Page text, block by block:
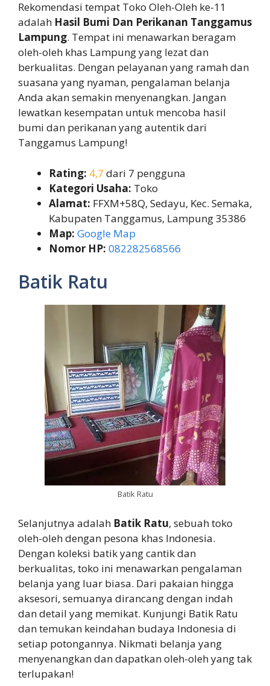
Rekomendasi tempat Toko Oleh-Oleh ke-11
adalah Hasil Bumi Dan Perikanan Tanggamus
Lampung. Tempat ini menawarkan beragam
oleh-oleh khas Lampung yang lezat dan
berkualitas. Dengan pelayanan yang ramah dan
suasana yang nyaman, pengalaman belanja
Anda akan semakin menyenangkan. Jangan
lewatkan kesempatan untuk mencoba hasil
bumi dan perikanan yang autentik dari
Tanggamus Lampung!
Rating: 4,7 dari 7 pengguna
Kategori Usaha: Toko
Alamat: FFXM+58Q, Sedayu, Kec. Semaka,
Kabupaten Tanggamus, Lampung 35386
Map: Google Map
Nomor HP: 082282568566
Batik Ratu
Batik Ratu
Selanjutnya adalah Batik Ratu, sebuah toko
oleh-oleh dengan pesona khas Indonesia.
Dengan koleksi batik yang cantik dan
berkualitas, toko ini menawarkan pengalaman
belanja yang luar biasa. Dari pakaian hingga
aksesori, semuanya dirancang dengan indah
dan detail yang memikat. Kunjungi Batik Ratu
dan temukan keindahan budaya Indonesia di
setiap potongannya. Nikmati belanja yang
menyenangkan dan dapatkan oleh-oleh yang tak
terlupakan!